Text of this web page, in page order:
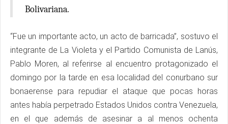
Bolivariana.
“Fue un importante acto, un acto de barricada”, sostuvo el
integrante de La Violeta y el Partido Comunista de Lanús,
Pablo Moren, al referirse al encuentro protagonizado el
domingo por la tarde en esa localidad del conurbano sur
bonaerense para repudiar el ataque que pocas horas
antes había perpetrado Estados Unidos contra Venezuela,
en el que además de asesinar a al menos ochenta